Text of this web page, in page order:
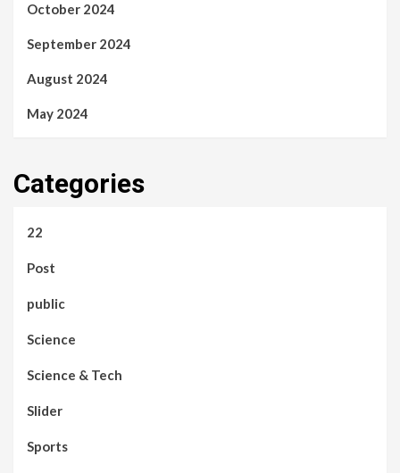
October 2024
September 2024
August 2024
May 2024
Categories
22
Post
public
Science
Science & Tech
Slider
Sports